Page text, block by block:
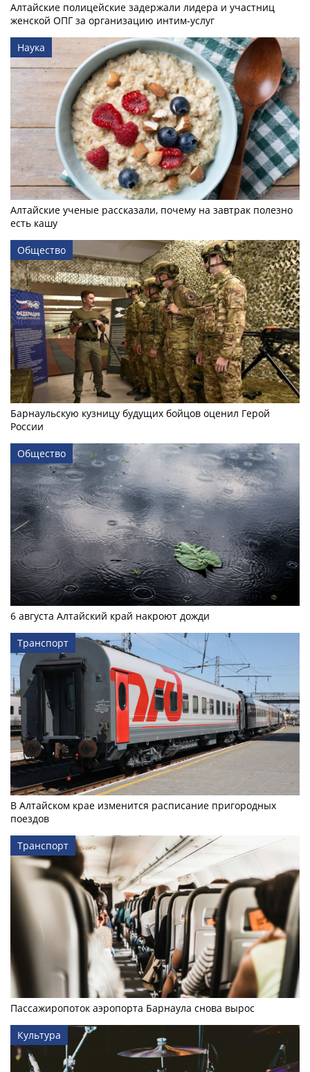
Алтайские полицейские задержали лидера и участниц
женской ОПГ за организацию интим-услуг
Наука
Алтайские ученые рассказали, почему на завтрак полезно
есть кашу
Общество
Барнаульскую кузницу будущих бойцов оценил Герой
России
Общество
6 августа Алтайский край накроют дожди
Транспорт
В Алтайском крае изменится расписание пригородных
поездов
Транспорт
Пассажиропоток аэропорта Барнаула снова вырос
Культура